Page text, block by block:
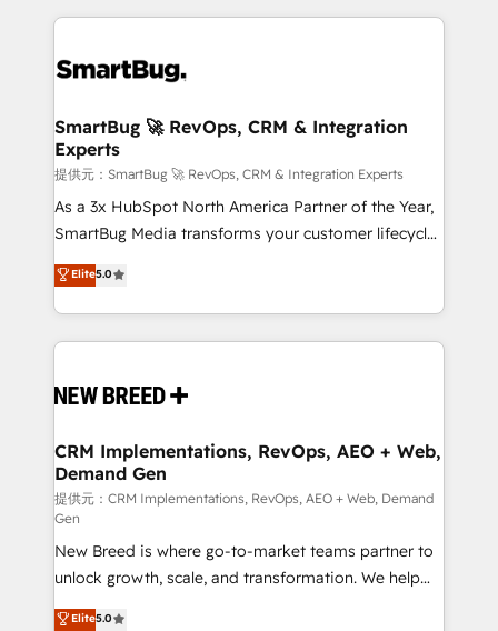
tune-ups, feature rollouts, adoption coaching. Buying
HubSpot, switching to it, or reviving a stale portal?
We are built for the work.
トを組み込んだ顧客フロント業務（マーケティング・営
ィブ・エージェンシーです。事業部・グループ会社・部
を、CRMを軸とした全社共通基盤に再構築します。意
思決定者・PMO・現場担当者に並走します。 1️⃣
HubSpot導入・活用支援 顧客データの一元化から、
GTMの見える化・自動化まで。全Hub統合運用、デー
タ品質設計、グループ横断のCRM統合に対応します。
の一部をAIが自律実行する組織への移行を設計・実装。
Breeze・Claude等をHubSpotと連携させ、役割定義・
革を、構想から実装・定着までPMOとして主導。「設
の統合・浸透・変革管理を実行します。 ▸ CMS戦略設
計・構築：リード獲得・CVR・SEOを前提にした情報設
計・導線設計・テンプレート設計をContent Hubで一体
提供。 ▸ 既存CRM・MAからの移行支援：Salesforce・
Marketo・Pardot等からの移行、カスタム設計、履歴
データ移行と活用設計まで。 ▸ AEO対応：ChatGPT・
SmartBug 🚀 RevOps, CRM & Integration
Experts
提供元：SmartBug 🚀 RevOps, CRM & Integration Experts
As a 3x HubSpot North America Partner of the Year,
SmartBug Media transforms your customer lifecycle
into a revenue engine. Our unified ecosystem
includes specialized divisions Globalia (AI &
Software) and Point Success Media (Paid Media),
making this the official home for all three brands. 🔄
and system integrations powered by Globalia’s
trainers to drive platform adoption. 📈 Revenue
Generation - Full-funnel marketing and high-
performance advertising via Point Success Media. -
Expert deployment of Breeze AI and custom agents
to automate growth. 🏆 Elite Excellence - 8 platform
accreditations and deep HIPAA-compliance
expertise. - A team of 250+ experts dedicated to
Elite5.0
CRM Implementations, RevOps, AEO + Web,
Demand Gen
提供元：CRM Implementations, RevOps, AEO + Web, Demand
Gen
New Breed is where go-to-market teams partner to
unlock growth, scale, and transformation. We help
companies activate HubSpot’s AI-powered
Elite5.0